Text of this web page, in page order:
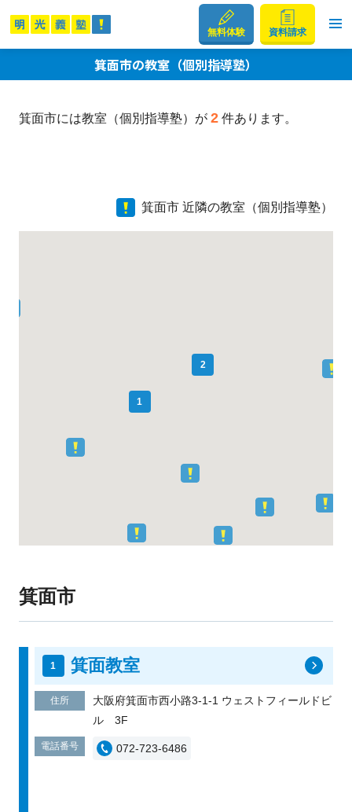
無料体験 資料請求
箕面市の教室（個別指導塾）
箕面市には教室（個別指導塾）が 2件あります。
箕面市 近隣の教室（個別指導塾）
1
2
箕面市
箕面教室
住所
大阪府箕面市西小路3-1-1 ウェストフィールドビ
ル 3F
電話番号 072-723-6486